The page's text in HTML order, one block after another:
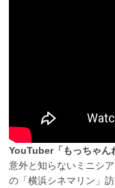
YouTuber「もっちゃん
意外と知らないミニシ
の「横浜シネマリン」訪